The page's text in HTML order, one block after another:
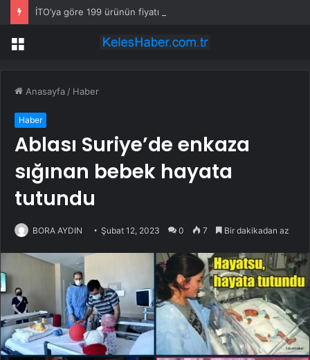
İTO’ya göre 199 ürünün fiyatı arttı
Menü
Anasayfa / Haber
Haber
Ablası Suriye’de enkaza
sığınan bebek hayata
tutundu
BORA AYDIN Şubat 12, 2023 0 7 Bir dakikadan az